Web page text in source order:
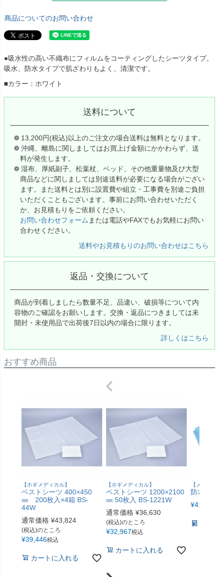
商品についてのお問い合わせ
●吸水性の高い不織布にフィルムをコーティングしたシーツタイプ。
吸水、防水タイプで肌ざわりもよく、清潔です。
■カラー：ホワイト
送料について
13,200円(税込)以上のご注文の場合送料は無料となります。
沖縄、離島に関しましてはお買上げ金額にかかわらず、送
料が発生します。
湿布、厚紙副子、松葉杖、ベッド、その他重量物及び大型
商品などに関しましては別途送料が必要になる場合がござい
ます。また送料とは別に設置費や組立・工事費を別途ご負担
いただくこともございます。事前にお問い合わせいただく
か、お見積もりをご依頼ください。
お問い合わせフォーム または電話やFAXでもお気軽にお問い
合わせください。
送料やお見積もりのお問い合わせはこちら
返品・交換について
商品が到着しましたら数量不足、品違い、破損等について内
容物のご確認をお願いします。交換・返品につきましては未
開封・未使用品で出荷後7日以内の場合に限ります。
詳しくはこちら
おすすめ商品
【ホギメディカル】
ベストシーツ 400×450
㎜ 200枚入×4箱 BS-
44W
通常価格 ¥43,824
(税込)のところ
¥39,446税込
カートに入れる
【ホギメディカル】
ベストシーツ 1200×2100
㎜ 50枚入 BS-1221W
通常価格 ¥36,630
(税込)のところ
¥32,967税込
カートに入れる
【メディ
防水シ
¥41,800